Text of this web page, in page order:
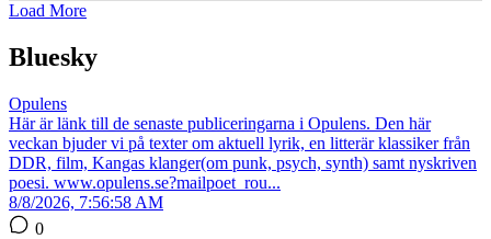
Load More
Bluesky
Opulens
Här är länk till de senaste publiceringarna i Opulens. Den här
veckan bjuder vi på texter om aktuell lyrik, en litterär klassiker från
DDR, film, Kangas klanger(om punk, psych, synth) samt nyskriven
poesi. www.opulens.se?mailpoet_rou...
8/8/2026, 7:56:58 AM
0